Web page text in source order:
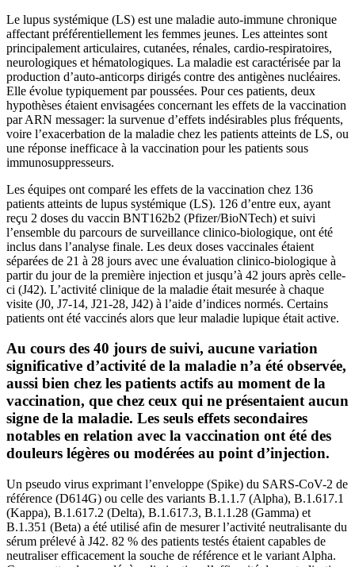
Le lupus systémique (LS) est une maladie auto-immune chronique
affectant préférentiellement les femmes jeunes. Les atteintes sont
principalement articulaires, cutanées, rénales, cardio-respiratoires,
neurologiques et hématologiques. La maladie est caractérisée par la
production d’auto-anticorps dirigés contre des antigènes nucléaires.
Elle évolue typiquement par poussées. Pour ces patients, deux
hypothèses étaient envisagées concernant les effets de la vaccination
par ARN messager: la survenue d’effets indésirables plus fréquents,
voire l’exacerbation de la maladie chez les patients atteints de LS, ou
une réponse inefficace à la vaccination pour les patients sous
immunosuppresseurs.
Les équipes ont comparé les effets de la vaccination chez 136
patients atteints de lupus systémique (LS). 126 d’entre eux, ayant
reçu 2 doses du vaccin BNT162b2 (Pfizer/BioNTech) et suivi
l’ensemble du parcours de surveillance clinico-biologique, ont été
inclus dans l’analyse finale. Les deux doses vaccinales étaient
séparées de 21 à 28 jours avec une évaluation clinico-biologique à
partir du jour de la première injection et jusqu’à 42 jours après celle-
ci (J42). L’activité clinique de la maladie était mesurée à chaque
visite (J0, J7-14, J21-28, J42) à l’aide d’indices normés. Certains
patients ont été vaccinés alors que leur maladie lupique était active.
Au cours des 40 jours de suivi, aucune variation
significative d’activité de la maladie n’a été observée,
aussi bien chez les patients actifs au moment de la
vaccination, que chez ceux qui ne présentaient aucun
signe de la maladie. Les seuls effets secondaires
notables en relation avec la vaccination ont été des
douleurs légères ou modérées au point d’injection.
Un pseudo virus exprimant l’enveloppe (Spike) du SARS-CoV-2 de
référence (D614G) ou celle des variants B.1.1.7 (Alpha), B.1.617.1
(Kappa), B.1.617.2 (Delta), B.1.617.3, B.1.1.28 (Gamma) et
B.1.351 (Beta) a été utilisé afin de mesurer l’activité neutralisante du
sérum prélevé à J42. 82 % des patients testés étaient capables de
neutraliser efficacement la souche de référence et le variant Alpha.